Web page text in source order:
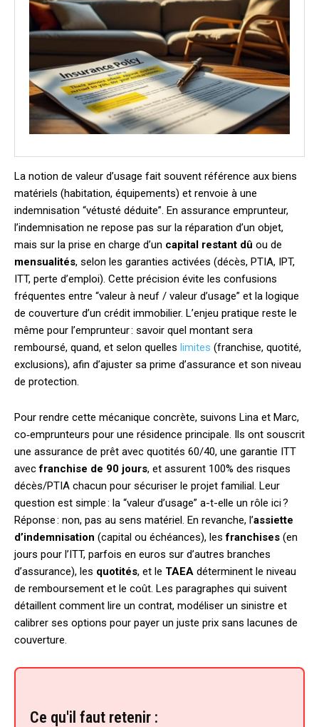
La notion de valeur d’usage fait souvent référence aux biens
matériels (habitation, équipements) et renvoie à une
indemnisation “vétusté déduite”. En assurance emprunteur,
l’indemnisation ne repose pas sur la réparation d’un objet,
mais sur la prise en charge d’un capital restant dû ou de
mensualités, selon les garanties activées (décès, PTIA, IPT,
ITT, perte d’emploi). Cette précision évite les confusions
fréquentes entre “valeur à neuf / valeur d’usage” et la logique
de couverture d’un crédit immobilier. L’enjeu pratique reste le
même pour l’emprunteur : savoir quel montant sera
remboursé, quand, et selon quelles limites (franchise, quotité,
exclusions), afin d’ajuster sa prime d’assurance et son niveau
de protection.
Pour rendre cette mécanique concrète, suivons Lina et Marc,
co‑emprunteurs pour une résidence principale. Ils ont souscrit
une assurance de prêt avec quotités 60/40, une garantie ITT
avecfranchise de 90 jours, et assurent 100% des risques
décès/PTIA chacun pour sécuriser le projet familial. Leur
question est simple : la “valeur d’usage” a-t-elle un rôle ici ?
Réponse : non, pas au sens matériel. En revanche, l’assiette
d’indemnisation (capital ou échéances), lesfranchises (en
jours pour l’ITT, parfois en euros sur d’autres branches
d’assurance), les quotités, et le TAEA déterminent le niveau
de remboursement et le coût. Les paragraphes qui suivent
détaillent comment lire un contrat, modéliser un sinistre et
calibrer ses options pour payer un juste prix sans lacunes de
couverture.
Ce qu'il faut retenir :